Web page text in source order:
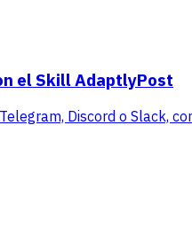
el Skill AdaptlyPost
Discord o Slack,